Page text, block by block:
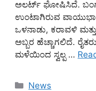
ಅಲರ್ಟ್ ಘೋಷಿಸಿದೆ.
ಉಂಟಾಗಿರುವ
ಒಳನಾಡು, ಕರಾವಳಿ
ಅಬ್ಬರ ಹೆಚ್ಚಾಗಲಿದೆ.
ಮಳೆಯಿಂದ ಸ್ವಲ್ಪ …
Categories
News